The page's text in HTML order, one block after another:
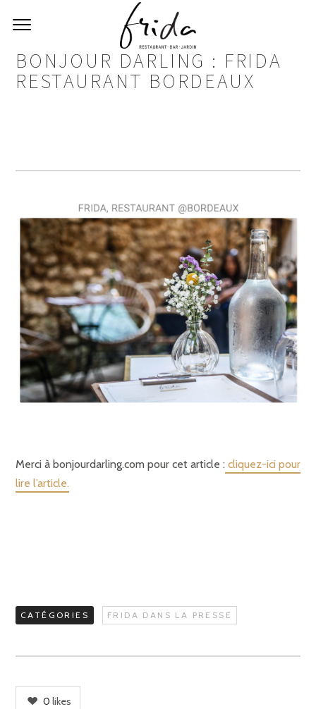
BONJOUR DARLING : FRIDA
RESTAURANT BORDEAUX
Merci à bonjourdarling.com pour cet article : cliquez-ici pour
lire l’article.
CATÉGORIES FRIDA DANS LA PRESSE
0 likes